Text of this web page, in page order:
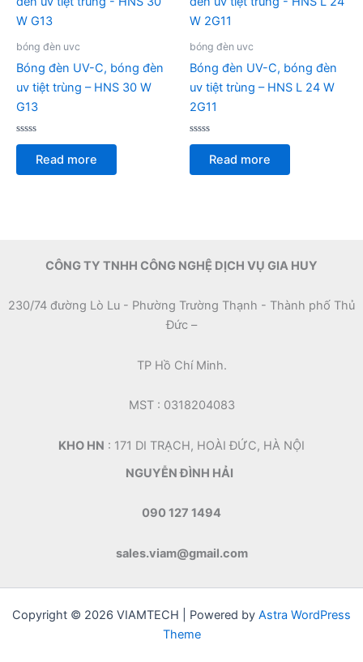
bóng đèn uvc
Bóng đèn UV-C, bóng đèn
uv tiệt trùng – HNS 30 W
G13
Rated
of
Read more
bóng đèn uvc
Bóng đèn UV-C, bóng đèn
uv tiệt trùng – HNS L 24 W
2G11
Rated
of
Read more
CÔNG TY TNHH CÔNG NGHỆ DỊCH VỤ GIA HUY
230/74 đường Lò Lu - Phường Trường Thạnh - Thành phố Thủ
Đức –
TP Hồ Chí Minh.
MST : 0318204083
KHO HN : 171 DI TRẠCH, HOÀI ĐỨC, HÀ NỘI
NGUYỄN ĐÌNH HẢI
090 127 1494
sales.viam@gmail.com
Copyright © 2026 VIAMTECH | Powered by Astra WordPress
Theme